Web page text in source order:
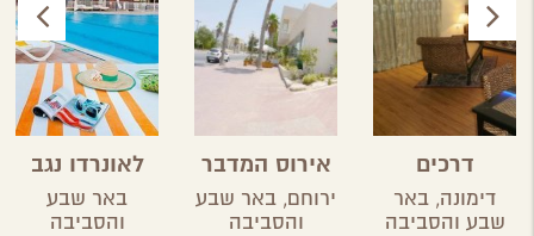
דרכים
דימונה, באר
שבע והסביבה
אירוס המדבר
ירוחם, באר שבע
והסביבה
לאונרדו נגב
באר שבע
והסביבה